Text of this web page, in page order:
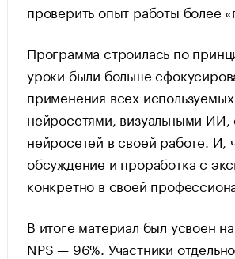
проверить опыт работы более
Программа строилась по
уроки были больше
применения всех
нейросетями, визуальными
нейросетей в своей работе. И,
обсуждение и проработка с
конкретно в своей
В итоге материал был усвоен
NPS — 96%. Участники